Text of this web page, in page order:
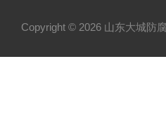
Copyright © 2026 山东大城